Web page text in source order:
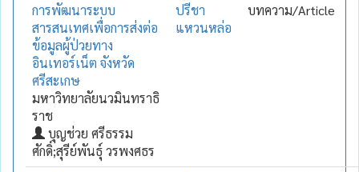
การพัฒนาระบบ
สารสนเทศเพื่อการส่งต่อ
ข้อมูลผู้ป่วยทาง
อินเทอร์เน็ต จังหวัด
ศรีสะเกษ
มหาวิทยาลัยนวมินทราธิ
ราช
บุญช่วย ศรีธรรม
ศักดิ์;สุรีย์พันธุ์ วรพงศธร
ปรีชา
แหวนหล่อ
บทความ/Article